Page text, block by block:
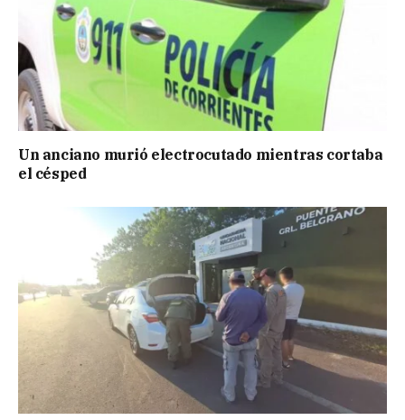
Un anciano murió electrocutado mientras cortaba
el césped